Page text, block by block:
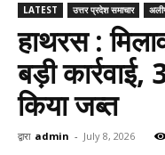
LATEST उत्तर प्रदेश समाचार
हाथरस :
बड़ी कार्रवाई,
किया जब्त
द्वारा admin - July 8, 2026